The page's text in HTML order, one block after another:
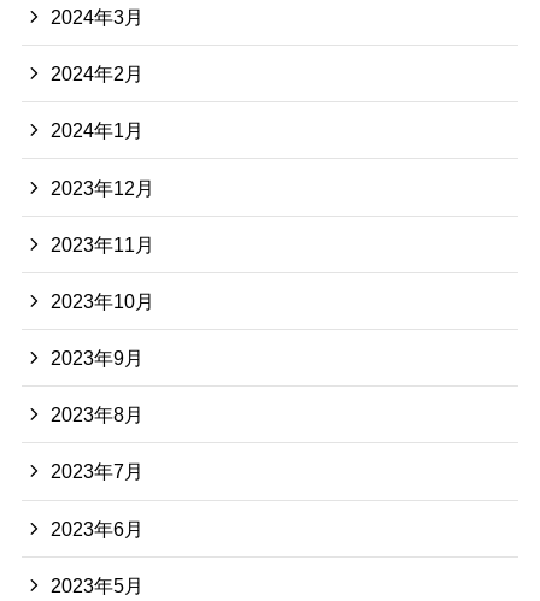
2024年3月
2024年2月
2024年1月
2023年12月
2023年11月
2023年10月
2023年9月
2023年8月
2023年7月
2023年6月
2023年5月